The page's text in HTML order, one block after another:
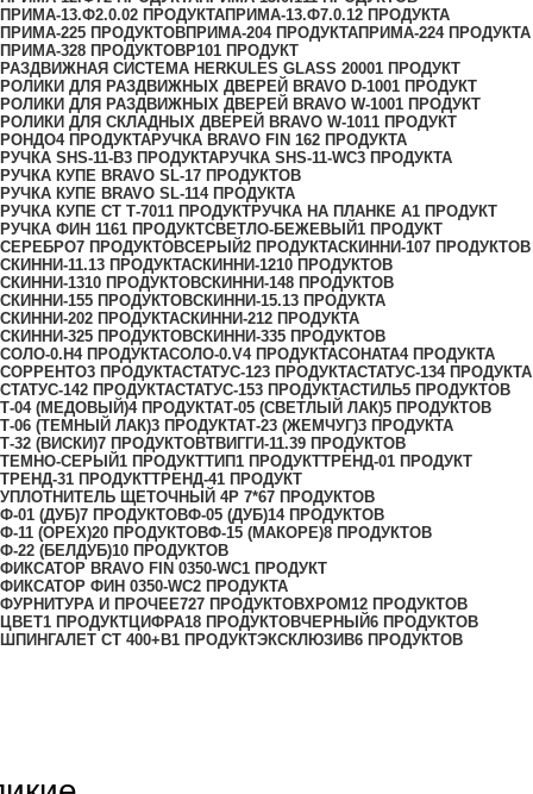
ПРИМА-13.Ф2.0.02 ПРОДУКТАПРИМА-13.Ф7.0.12 ПРОДУКТА
ПРИМА-225 ПРОДУКТОВПРИМА-204 ПРОДУКТАПРИМА-224 ПРОДУКТА
ПРИМА-328 ПРОДУКТОВР101 ПРОДУКТ
РАЗДВИЖНАЯ СИСТЕМА HERKULES GLASS 20001 ПРОДУКТ
РОЛИКИ ДЛЯ РАЗДВИЖНЫХ ДВЕРЕЙ BRAVO D-1001 ПРОДУКТ
РОЛИКИ ДЛЯ РАЗДВИЖНЫХ ДВЕРЕЙ BRAVO W-1001 ПРОДУКТ
РОЛИКИ ДЛЯ СКЛАДНЫХ ДВЕРЕЙ BRAVO W-1011 ПРОДУКТ
РОНДО4 ПРОДУКТАРУЧКА BRAVO FIN 162 ПРОДУКТА
РУЧКА SHS-11-B3 ПРОДУКТАРУЧКА SHS-11-WC3 ПРОДУКТА
РУЧКА КУПЕ BRAVO SL-17 ПРОДУКТОВ
РУЧКА КУПЕ BRAVO SL-114 ПРОДУКТА
РУЧКА КУПЕ СТ Т-7011 ПРОДУКТРУЧКА НА ПЛАНКЕ А1 ПРОДУКТ
РУЧКА ФИН 1161 ПРОДУКТСВЕТЛО-БЕЖЕВЫЙ1 ПРОДУКТ
СЕРЕБРО7 ПРОДУКТОВСЕРЫЙ2 ПРОДУКТАСКИННИ-107 ПРОДУКТОВ
СКИННИ-11.13 ПРОДУКТАСКИННИ-1210 ПРОДУКТОВ
СКИННИ-1310 ПРОДУКТОВСКИННИ-148 ПРОДУКТОВ
СКИННИ-155 ПРОДУКТОВСКИННИ-15.13 ПРОДУКТА
СКИННИ-202 ПРОДУКТАСКИННИ-212 ПРОДУКТА
СКИННИ-325 ПРОДУКТОВСКИННИ-335 ПРОДУКТОВ
СОЛО-0.H4 ПРОДУКТАСОЛО-0.V4 ПРОДУКТАСОНАТА4 ПРОДУКТА
СОРРЕНТО3 ПРОДУКТАСТАТУС-123 ПРОДУКТАСТАТУС-134 ПРОДУКТА
СТАТУС-142 ПРОДУКТАСТАТУС-153 ПРОДУКТАСТИЛЬ5 ПРОДУКТОВ
Т-04 (МЕДОВЫЙ)4 ПРОДУКТАТ-05 (СВЕТЛЫЙ ЛАК)5 ПРОДУКТОВ
Т-06 (ТЕМНЫЙ ЛАК)3 ПРОДУКТАТ-23 (ЖЕМЧУГ)3 ПРОДУКТА
Т-32 (ВИСКИ)7 ПРОДУКТОВТВИГГИ-11.39 ПРОДУКТОВ
ТЕМНО-СЕРЫЙ1 ПРОДУКТТИП1 ПРОДУКТТРЕНД-01 ПРОДУКТ
ТРЕНД-31 ПРОДУКТТРЕНД-41 ПРОДУКТ
УПЛОТНИТЕЛЬ ЩЕТОЧНЫЙ 4Р 7*67 ПРОДУКТОВ
Ф-01 (ДУБ)7 ПРОДУКТОВФ-05 (ДУБ)14 ПРОДУКТОВ
Ф-11 (ОРЕХ)20 ПРОДУКТОВФ-15 (МАКОРЕ)8 ПРОДУКТОВ
Ф-22 (БЕЛДУБ)10 ПРОДУКТОВ
ФИКСАТОР BRAVO FIN 0350-WC1 ПРОДУКТ
ФИКСАТОР ФИН 0350-WC2 ПРОДУКТА
ФУРНИТУРА И ПРОЧЕЕ727 ПРОДУКТОВХРОМ12 ПРОДУКТОВ
ЦВЕТ1 ПРОДУКТЦИФРА18 ПРОДУКТОВЧЕРНЫЙ6 ПРОДУКТОВ
ШПИНГАЛЕТ СТ 400+B1 ПРОДУКТЭКСКЛЮЗИВ6 ПРОДУКТОВ